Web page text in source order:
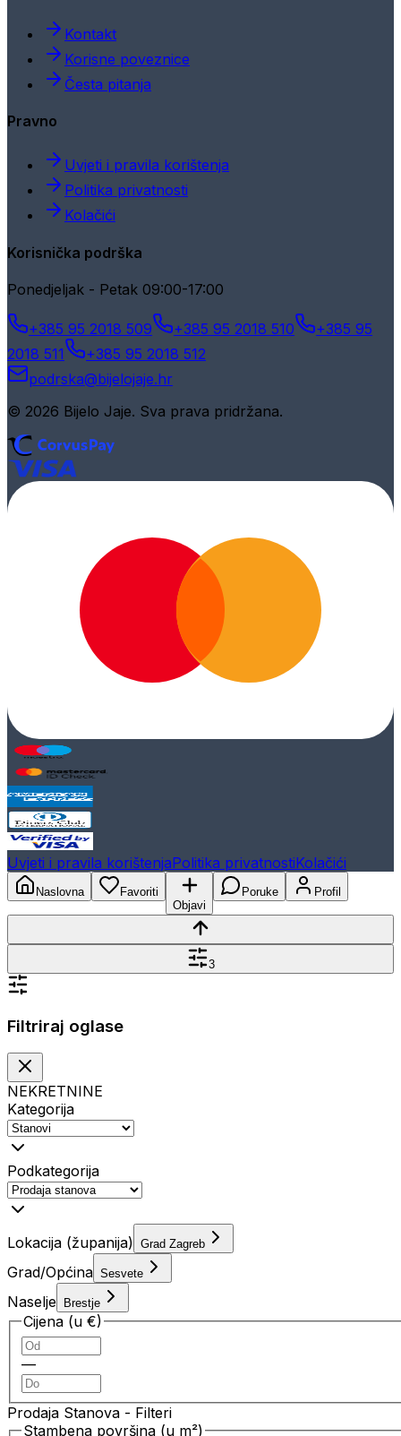
Kontakt
Korisne poveznice
Česta pitanja
Pravno
Uvjeti i pravila korištenja
Politika privatnosti
Kolačići
Korisnička podrška
Ponedjeljak - Petak 09:00-17:00
+385 95 2018 509 +385 95 2018 510
+385 95
2018 511
+385 95 2018 512
podrska@bijelojaje.hr
© 2026 Bijelo Jaje. Sva prava pridržana.
Uvjeti i pravila korištenjaPolitika privatnostiKolačići
Naslovna
Favoriti
Objavi
Poruke Profil
3
Filtriraj oglase
NEKRETNINE
Kategorija
Podkategorija
Lokacija (županija) Grad Zagreb
Grad/Općina Sesvete
Naselje Brestje
Cijena (u €)
—
Prodaja Stanova - Filteri
Stambena površina (u m²)